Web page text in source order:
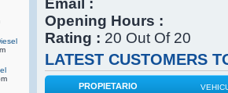
Opening Hours :
Rating : 20 Out Of 20
LATEST CUSTOMERS
PROPIETARIO